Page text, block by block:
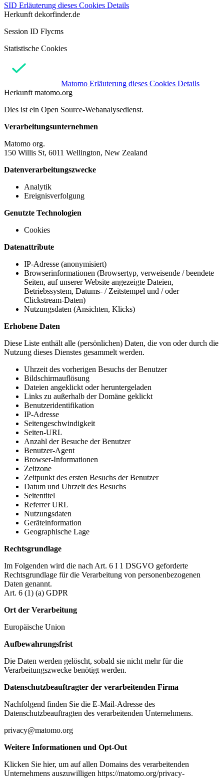
SID Erläuterung dieses Cookies Details
Herkunft dekorfinder.de
Session ID Flycms
Statistische Cookies
Matomo Erläuterung dieses Cookies Details
Herkunft matomo.org
Dies ist ein Open Source-Webanalysedienst.
Verarbeitungsunternehmen
Matomo org.
150 Willis St, 6011 Wellington, New Zealand
Datenverarbeitungszwecke
Analytik
Ereignisverfolgung
Genutzte Technologien
Cookies
Datenattribute
IP-Adresse (anonymisiert)
Browserinformationen (Browsertyp, verweisende / beendete
Seiten, auf unserer Website angezeigte Dateien,
Betriebssystem, Datums- / Zeitstempel und / oder
Clickstream-Daten)
Nutzungsdaten (Ansichten, Klicks)
Erhobene Daten
Diese Liste enthält alle (persönlichen) Daten, die von oder durch die
Nutzung dieses Dienstes gesammelt werden.
Uhrzeit des vorherigen Besuchs der Benutzer
Bildschirmauflösung
Dateien angeklickt oder heruntergeladen
Links zu außerhalb der Domäne geklickt
Benutzeridentifikation
IP-Adresse
Seitengeschwindigkeit
Seiten-URL
Anzahl der Besuche der Benutzer
Benutzer-Agent
Browser-Informationen
Zeitzone
Zeitpunkt des ersten Besuchs der Benutzer
Datum und Uhrzeit des Besuchs
Seitentitel
Referrer URL
Nutzungsdaten
Geräteinformation
Geographische Lage
Rechtsgrundlage
Im Folgenden wird die nach Art. 6 I 1 DSGVO geforderte
Rechtsgrundlage für die Verarbeitung von personenbezogenen
Daten genannt.
Art. 6 (1) (a) GDPR
Ort der Verarbeitung
Europäische Union
Aufbewahrungsfrist
Die Daten werden gelöscht, sobald sie nicht mehr für die
Verarbeitungszwecke benötigt werden.
Datenschutzbeauftragter der verarbeitenden Firma
Nachfolgend finden Sie die E-Mail-Adresse des
Datenschutzbeauftragten des verarbeitenden Unternehmens.
privacy@matomo.org
Weitere Informationen und Opt-Out
Klicken Sie hier, um auf allen Domains des verarbeitenden
Unternehmens auszuwilligen https://matomo.org/privacy-